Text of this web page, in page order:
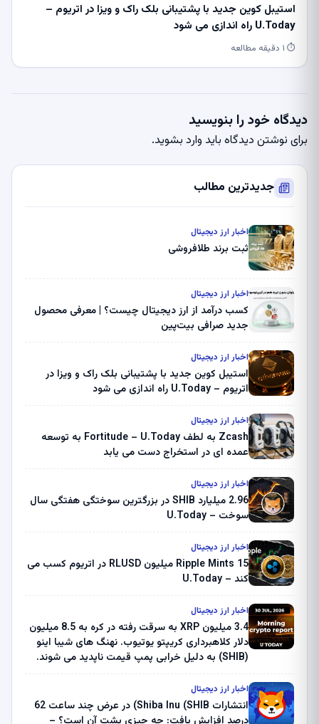
استیبل کوین جدید با پشتیبانی بلک راک و ویزا در اتریوم –
U.Today راه اندازی می شود
⏱ ۱ دقیقه مطالعه
دیدگاه خود را بنویسید
برای نوشتن دیدگاه باید وارد بشوید.
جدیدترین مطالب
اخبار ارز دیجیتال
ثبت برند طلافروشی
اخبار ارز دیجیتال
کسب درآمد از ارز دیجیتال چیست؟ | معرفی محصول
جدید صرافی بیت‌پین
اخبار ارز دیجیتال
استیبل کوین جدید با پشتیبانی بلک راک و ویزا در
اتریوم – U.Today راه اندازی می شود
اخبار ارز دیجیتال
Zcash به لطف Fortitude – U.Today به توسعه
عمده ای در استخراج دست می یابد
اخبار ارز دیجیتال
2.96 میلیارد SHIB در بزرگترین سوختگی هفتگی سال
سوخت – U.Today
اخبار ارز دیجیتال
Ripple Mints 15 میلیون RLUSD در اتریوم کسب می
کند – U.Today
اخبار ارز دیجیتال
3.4 میلیون XRP به سرقت رفته در کره به 8.5 میلیون
دلار کلاهبرداری کریپتو یوتیوب. نهنگ های شیبا اینو
(SHIB) به دلیل خرابی پمپ قیمت ناپدید می شوند.
ثبت کرد – گزارش کریپتو صبح – U.Today
اخبار ارز دیجیتال
انتشارات Shiba Inu (SHIB) در عرض چند ساعت 62